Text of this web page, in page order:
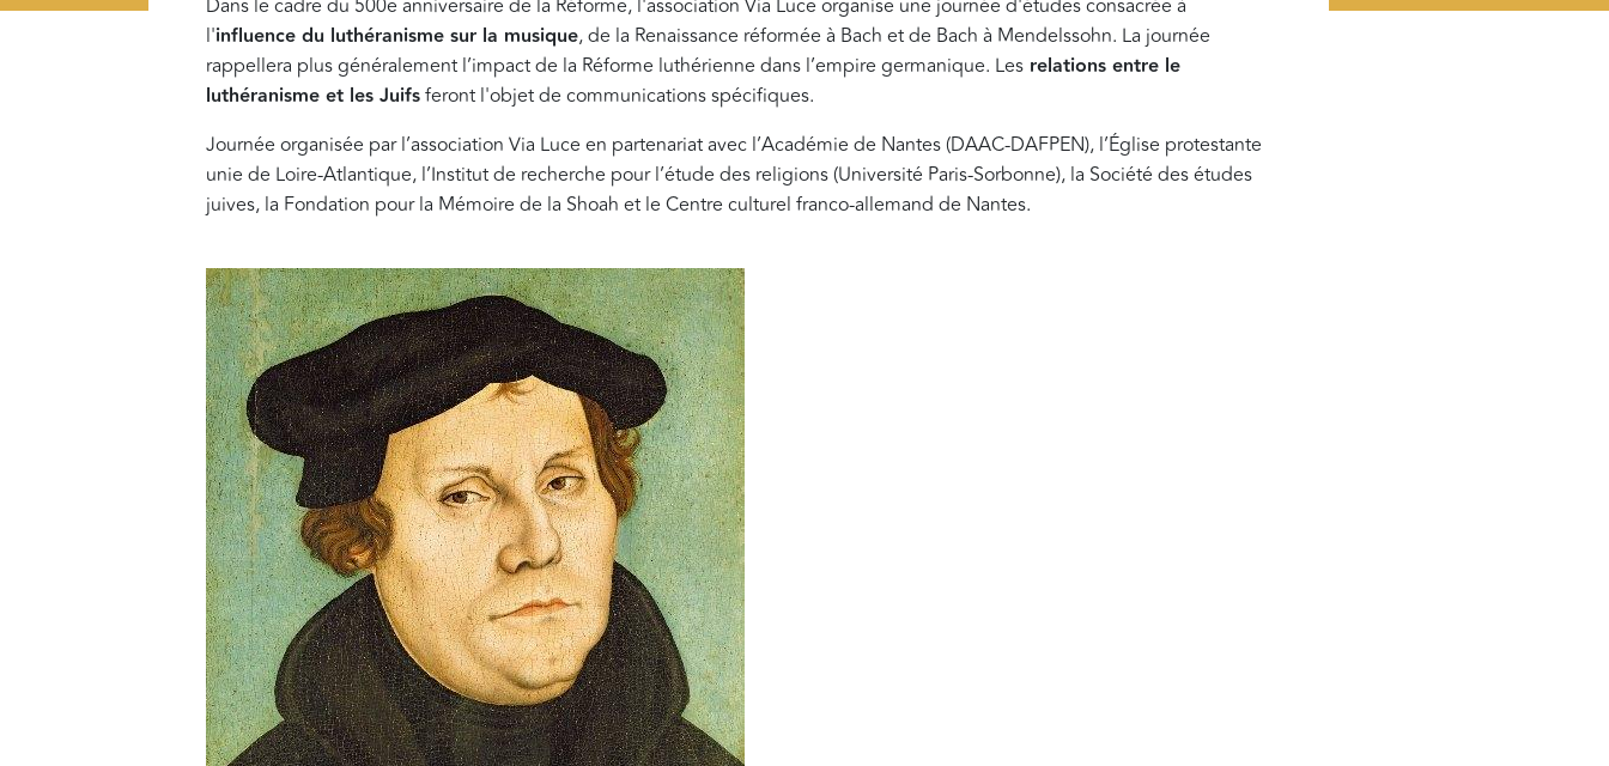
Dans le cadre du 500e anniversaire de la Réforme, l'association Via Luce organise une journée d'études consacrée à
l'influence du luthéranisme sur la musique, de la Renaissance réformée à Bach et de Bach à Mendelssohn. La journée
rappellera plus généralement l’impact de la Réforme luthérienne dans l’empire germanique. Les relations entre le
luthéranisme et les Juifsferont l'objet de communications spécifiques.
Journée organisée par l’association Via Luce en partenariat avec l’Académie de Nantes (DAAC-DAFPEN), l’Église protestante
unie de Loire-Atlantique, l’Institut de recherche pour l’étude des religions (Université Paris-Sorbonne), la Société des études
juives, la Fondation pour la Mémoire de la Shoah et le Centre culturel franco-allemand de Nantes.